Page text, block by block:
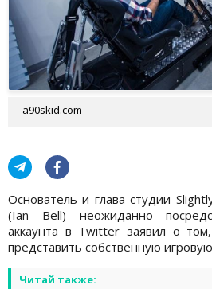
a90skid.com
Основатель и глава студии
(Ian Bell) неожиданно
аккаунта в Twitter заявил о
представить собственную
Читай также: